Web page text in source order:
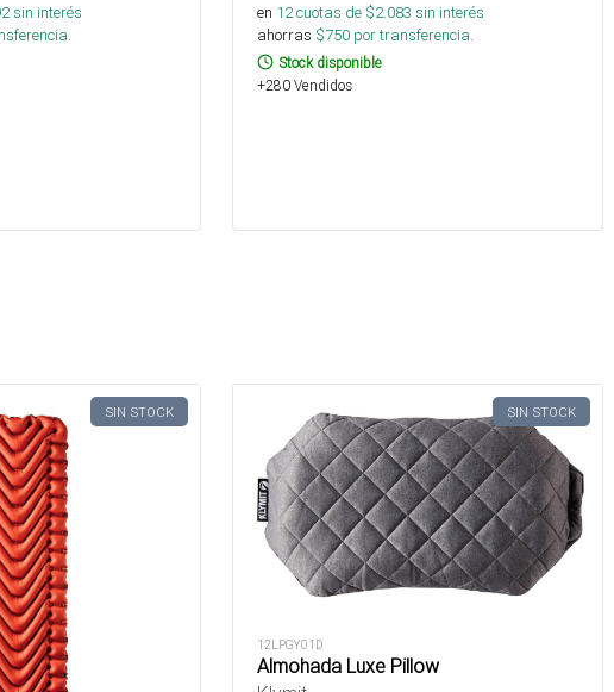
sin interés
en 12cuotas de $2.083 sin interés
ahorras $750 por transferencia.
Stock disponible
+280 Vendidos
SIN STOCK SIN STOCK
12LPGY01D
Almohada Luxe Pillow